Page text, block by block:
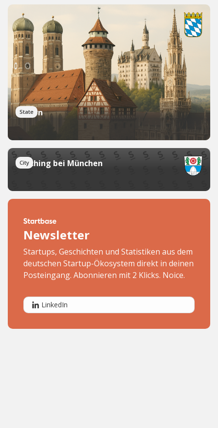
State
Bayern
City
Garching bei München
Newsletter
Startups, Geschichten und Statistiken aus dem
deutschen Startup-Ökosystem direkt in deinen
Posteingang. Abonnieren mit 2 Klicks. Noice.
LinkedIn